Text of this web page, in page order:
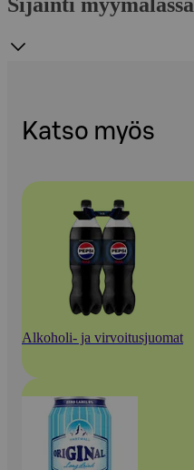
Katso myös
Alkoholi- ja virvoitusjuomat